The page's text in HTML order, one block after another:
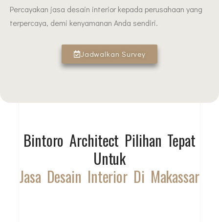
Percayakan jasa desain interior kepada perusahaan yang
terpercaya, demi kenyamanan Anda sendiri.
Jadwalkan Survey
Bintoro Architect Pilihan Tepat
Untuk
Jasa Desain Interior Di Makassar